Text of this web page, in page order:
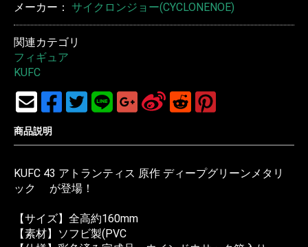
メーカー： サイクロンジョー(CYCLONENOE)
関連カテゴリ
フィギュア
KUFC
商品説明
KUFC 43 アトランティス 原作 ディープグリーンメタリ
ック が登場！
【サイズ】全高約160mm
【素材】ソフビ製(PVC